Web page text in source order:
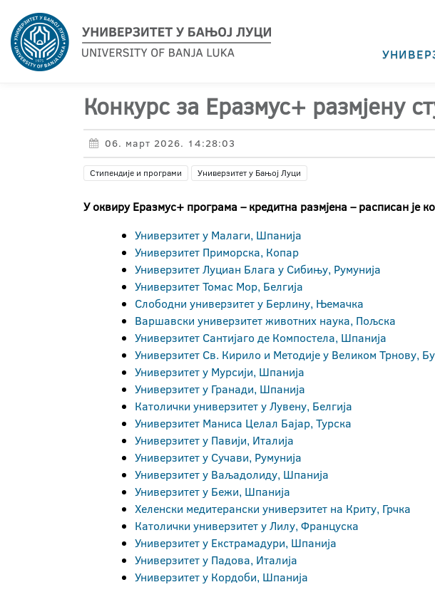
Конкурс за Еразмус+ размјену
06. март 2026. 14:28:03
Стипендије и програми Универзитет у Бањој Луци
У оквируЕразмус+ програма – кредитна размјена – расписан је
Универзитет у Малаги, Шпанија
Универзитет Приморска, Копар
Универзитет Луциан Блага у Сибињу, Румунија
Универзитет Томас Мор, Белгија
Слободни универзитет у Берлину, Њемачка
Варшавски универзитет животних наука, Пољска
Универзитет Сантијаго де Компостела, Шпанија
Универзитет Св. Кирило и Методије у Великом Трнову,
Универзитет у Мурсији, Шпанија
Универзитет у Гранади, Шпанија
Католички универзитет у Лувену, Белгија
Универзитет Маниса Целал Бајар, Турска
Универзитет у Павији, Италија
Универзитет у Сучави, Румунија
Универзитет у Ваљадолиду, Шпанија
Универзитет у Бежи, Шпанија
Хеленски медитерански универзитет на Криту, Грчка
Католички универзитет у Лилу, Француска
Универзитет у Екстрамадури, Шпанија
Универзитет у Падова, Италија
Универзитет у Кордоби, Шпанија